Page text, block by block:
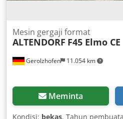
Gerolzhofen 11.054 km
Mesin gergaji format
ALTENDORF F45 Elmo CE
Meminta
Kondisi: bekas, Tahun